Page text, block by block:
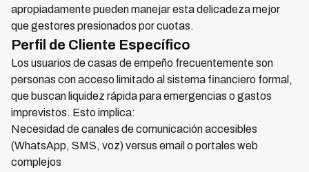
apropiadamente pueden manejar esta delicadeza mejor
que gestores presionados por cuotas.
Perfil de Cliente Específico
Los usuarios de casas de empeño frecuentemente son
personas con acceso limitado al sistema financiero formal,
que buscan liquidez rápida para emergencias o gastos
imprevistos. Esto implica:
Necesidad de canales de comunicación accesibles
(WhatsApp, SMS, voz) versus email o portales web
complejos